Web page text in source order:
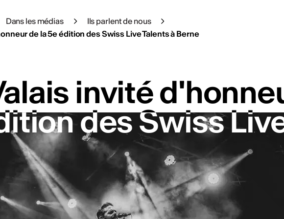
newsletter
Dans les médias
Ils parlent de nous
de la 5e édition des Swiss Live Talents à Berne
invité
des Swiss
invité
des Swiss